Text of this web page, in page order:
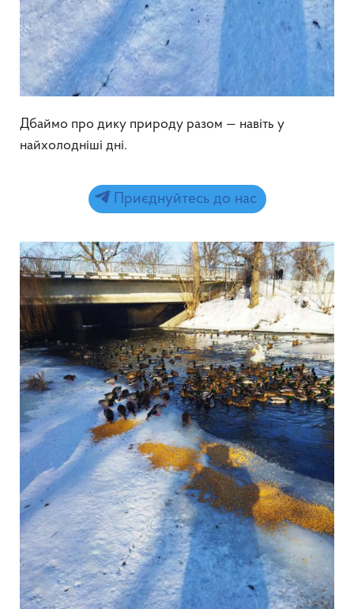
Дбаймо про дику природу разом — навіть у
найхолодніші дні.
Приєднуйтесь до нас